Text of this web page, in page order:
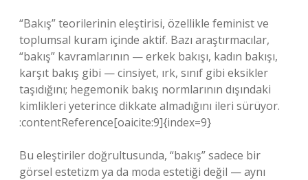
“Bakış” teorilerinin eleştirisi, özellikle feminist ve
toplumsal kuram içinde aktif. Bazı araştırmacılar,
“bakış” kavramlarının — erkek bakışı, kadın bakışı,
karşıt bakış gibi — cinsiyet, ırk, sınıf gibi eksikler
taşıdığını; hegemonik bakış normlarının dışındaki
kimlikleri yeterince dikkate almadığını ileri sürüyor.
:contentReference[oaicite:9]{index=9}
Bu eleştiriler doğrultusunda, “bakış” sadece bir
görsel estetizm ya da moda estetiği değil — aynı